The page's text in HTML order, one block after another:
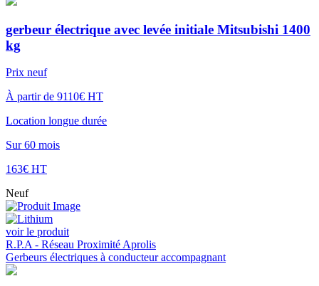
gerbeur électrique avec levée initiale Mitsubishi 1400
kg
Prix neuf
À partir de 9110€ HT
Location longue durée
Sur 60 mois
163€ HT
Neuf
voir le produit
R.P.A - Réseau Proximité Aprolis
Gerbeurs électriques à conducteur accompagnant